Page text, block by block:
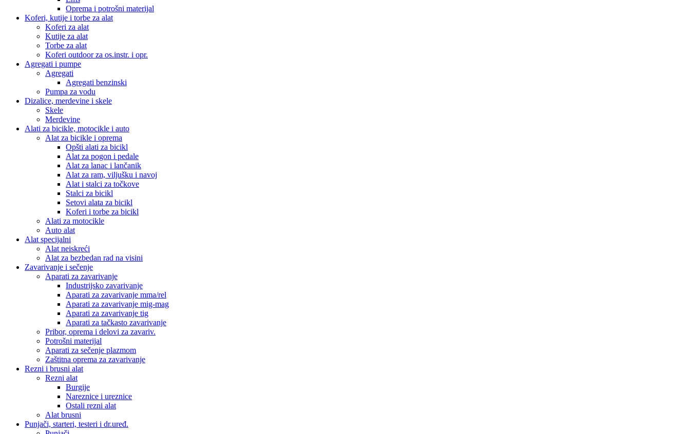
Oprema i potrošni materijal
Koferi, kutije i torbe za alat
Koferi za alat
Kutije za alat
Torbe za alat
Koferi outdoor za os.instr. i opr.
Agregati i pumpe
Agregati
Agregati benzinski
Pumpa za vodu
Dizalice, merdevine i skele
Skele
Merdevine
Alati za bicikle, motocikle i auto
Alat za bicikle i oprema
Opšti alati za bicikl
Alat za pogon i pedale
Alat za lanac i lančanik
Alat za ram, viljušku i navoj
Alat i stalci za točkove
Stalci za bicikl
Setovi alata za bicikl
Koferi i torbe za bicikl
Alati za motocikle
Auto alat
Alat specijalni
Alat neiskreći
Alat za bezbedan rad na visini
Zavarivanje i sečenje
Aparati za zavarivanje
Industrijsko zavarivanje
Aparati za zavarivanje mma/rel
Aparati za zavarivanje mig-mag
Aparati za zavarivanje tig
Aparati za tačkasto zavarivanje
Pribor, oprema i delovi za zavariv.
Potrošni materijal
Aparati za sečenje plazmom
Zaštitna oprema za zavarivanje
Rezni i brusni alat
Rezni alat
Burgije
Nareznice i ureznice
Ostali rezni alat
Alat brusni
Punjači, starteri, testeri i dr.uređ.